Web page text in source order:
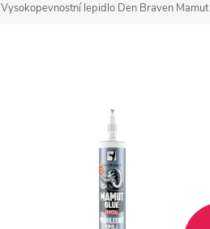
Vysokopevnostní lepidlo Den Braven